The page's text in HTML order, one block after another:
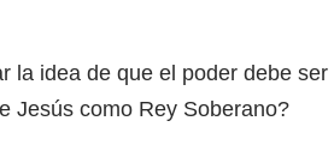
la idea de que el poder debe
Jesús como Rey Soberano?